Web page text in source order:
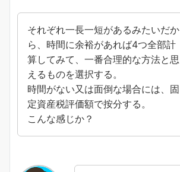
それぞれ一長一短があるみたいだか
ら、時間に余裕があれば4つ全部計
算してみて、一番合理的な方法と思
えるものを選択する。
時間がない又は面倒な場合には、固
定資産税評価額で按分する。
こんな感じか？